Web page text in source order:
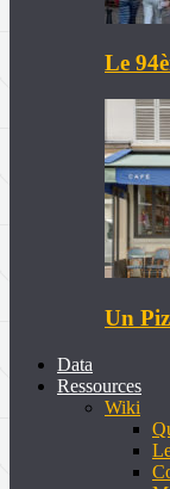
Le
Un
Data
Ressources
Wiki